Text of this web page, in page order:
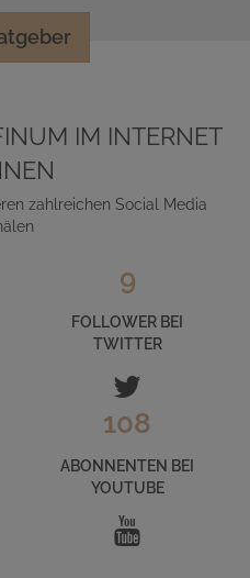
IM INTERNET
zahlreichen Social Media
9
FOLLOWER BEI
TWITTER
108
ABONNENTEN BEI
YOUTUBE